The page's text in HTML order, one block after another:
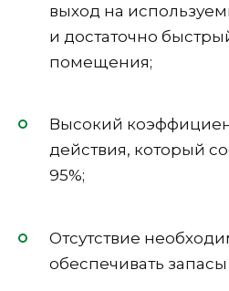
выход на
и достаточно
помещения;
Высокий
действия, который
95%;
Отсутствие
обеспечивать